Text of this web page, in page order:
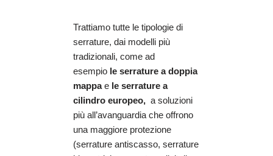
Trattiamo tutte le tipologie di
serrature, dai modelli più
tradizionali, come ad
esempio le serrature a doppia
mappae le serrature a
cilindro europeo, a soluzioni
più all’avanguardia che offrono
una maggiore protezione
(serrature antiscasso, serrature